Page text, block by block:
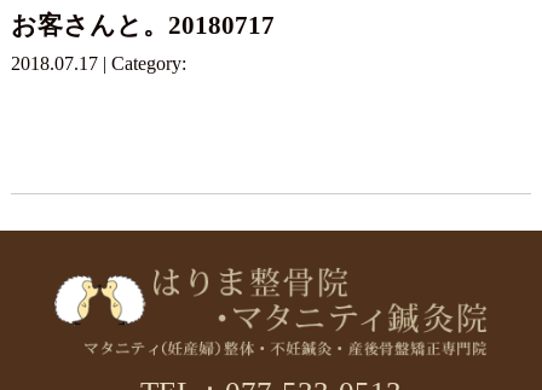
お客さんと。20180717
2018.07.17 | Category: